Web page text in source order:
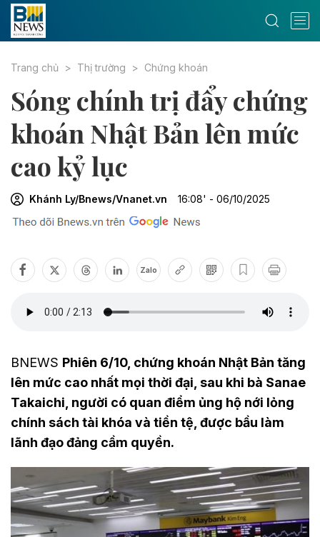
Trang chủ Thị trường Chứng khoán
Sóng chính trị đẩy chứng
khoán Nhật Bản lên mức
cao kỷ lục
Khánh Ly/Bnews/Vnanet.vn 16:08' - 06/10/2025
Zalo
BNEWS Phiên 6/10, chứng khoán Nhật Bản tăng
lên mức cao nhất mọi thời đại, sau khi bà Sanae
Takaichi, người có quan điểm ủng hộ nới lỏng
chính sách tài khóa và tiền tệ, được bầu làm
lãnh đạo đảng cầm quyền.